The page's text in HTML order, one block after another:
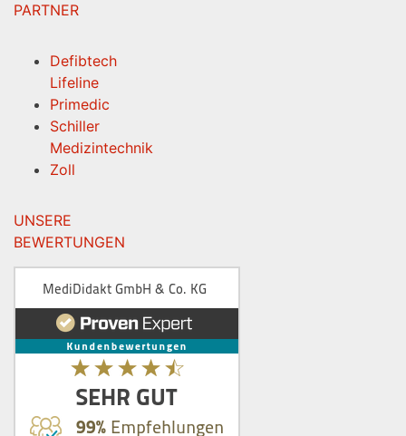
PARTNER
Defibtech
Lifeline
Primedic
Schiller
Medizintechnik
Zoll
UNSERE
BEWERTUNGEN